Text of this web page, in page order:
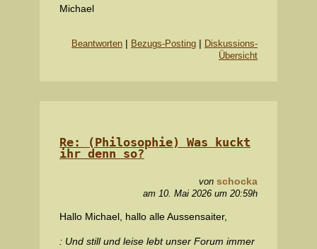
Michael
Beantworten | Bezugs-Posting | Diskussions-
Übersicht
Re: (Philosophie) Was kuckt
ihr denn so?
von schocka
am 10. Mai 2026 um 20:59h
Hallo Michael, hallo alle Aussensaiter,
: Und still und leise lebt unser Forum immer